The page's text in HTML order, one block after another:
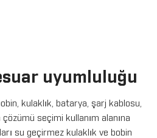
uyumluluğu
kulaklık, batarya, şarj kablosu,
seçimi kullanım alanına
su geçirmez kulaklık ve bobin